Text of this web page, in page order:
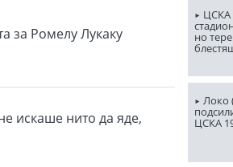
за Ромелу Лукаку
искаше нито да яде,
ЦСКА
но
Локо
ЦСКА